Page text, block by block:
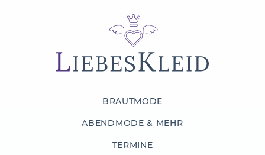
BRAUTMODE
ABENDMODE & MEHR
TERMINE